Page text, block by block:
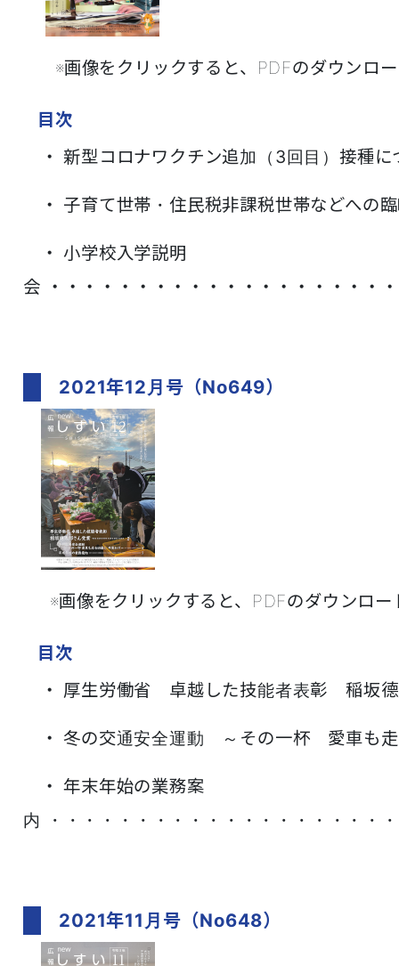
※画像をクリックすると、PDFのダウンロ
目次
・ 新型コロナワクチン追加（3回目）接種に
・ 子育て世帯・住民税非課税世帯などへの
・ 小学校入学説明
会 ・・・・・・・・・・・・・・・・・・・
2021年12月号（No649）
※画像をクリックすると、PDFのダウンロ
目次
・ 厚生労働省 卓越した技能者表彰 稲坂
・ 冬の交通安全運動 ～その一杯 愛車も
・ 年末年始の業務案
内
・・・・・・・・・・・・・・・・・・・
2021年11月号（No648）